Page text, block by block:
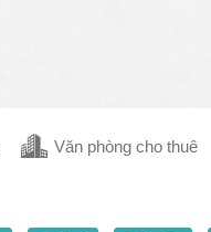
Văn phòng cho thuê